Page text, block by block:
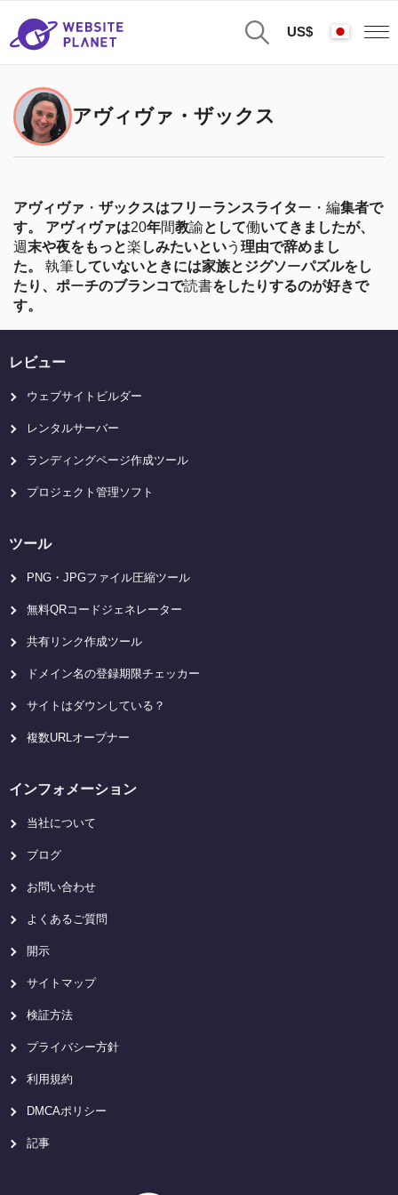
US$
アヴィヴァ・ザックス
アヴィヴァ ・ ザックスはフリ ーランスライター・編集者で
す。
アヴィヴァは20年間教諭として働いてきましたが、
週末や夜をもっと楽 しみたいという 理由で辞めまし
た。
執筆していないときには家族とジグソーパズルをし
たり、ポーチのブランコで読書をしたりするのが好きで
す。
レビュー
ウェブサイトビルダー
レンタルサーバー
ランディングページ作成ツール
プロジェクト管理ソフト
ツール
PNG・JPGファイル圧縮ツール
無料QRコードジェネレーター
共有リンク作成ツール
ドメイン名の登録期限チェッカー
サイトはダウンしている？
複数URLオープナー
インフォメーション
当社について
ブログ
お問い合わせ
よくあるご質問
開示
サイトマップ
検証方法
プライバシー方針
利用規約
DMCAポリシー
記事